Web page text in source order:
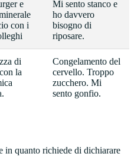
e
con i
Mi sento stanco e
ho davvero
bisogno di
riposare.
di
la
Congelamento del
cervello. Troppo
zucchero. Mi
sento gonfio.
in quanto richiede di dichiarare